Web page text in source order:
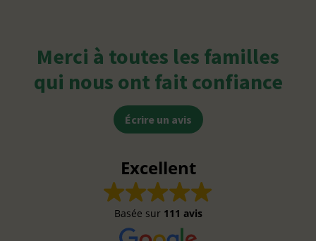
Merci à toutes les familles
qui nous ont fait confiance
Écrire un avis
Excellent
Basée sur 111 avis